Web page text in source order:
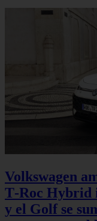
Volkswagen
T‑Roc Hybrid
y el Golf se